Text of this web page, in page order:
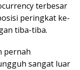
terbesar
peringkat ke-
tiba-tiba.
pernah
sangat luar